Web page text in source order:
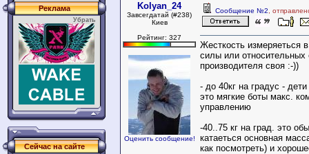
Реклама
Убрать
Сейчас на сайте
Kolyan_24
Завсегдатай (#238)
Киев
Рейтинг: 327
Оценить сообщение!
Сообщение №2 ,
Жесткость измеряеться
силы или относительных
производителя своя :-))
- до 40кг на градус -
это мягкие боты макс.
управлению
-40..75 кг на град. это
катаеться основная
как посмотреть) и